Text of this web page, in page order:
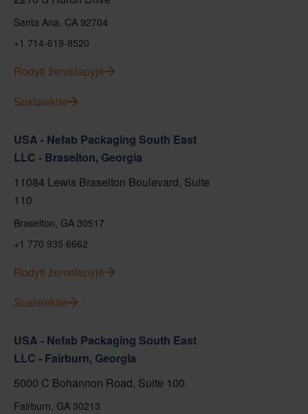
Santa Ana, CA 92704
+1 714-619-8520
Rodyti žemėlapyje
Susisiekite
USA - Nefab Packaging South East
LLC - Braselton, Georgia
11084 Lewis Braselton Boulevard, Suite
110
Braselton, GA 30517
+1 770 935 6662
Rodyti žemėlapyje
Susisiekite
USA - Nefab Packaging South East
LLC - Fairburn, Georgia
5000 C Bohannon Road, Suite 100
Fairburn, GA 30213